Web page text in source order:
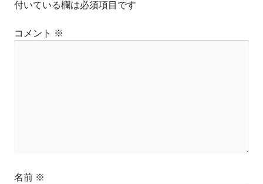
付いている欄は必須項目です
コメント ※
名前 ※